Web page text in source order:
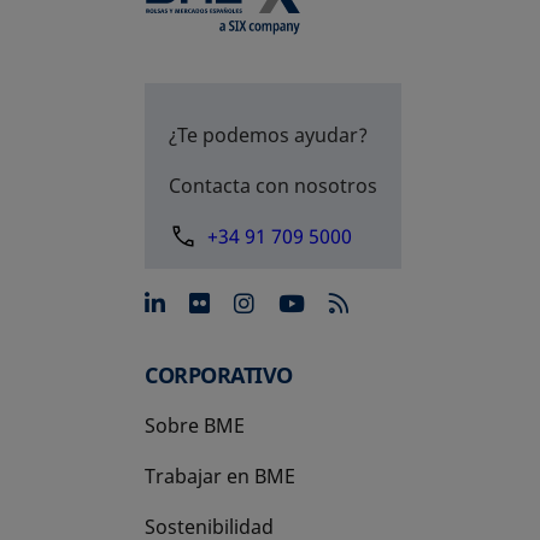
¿Te podemos ayudar?
Contacta con nosotros
+34 91 709 5000
se abre en una pestaña
se abre en una pestaña
se abre en una
se abre en una
CORPORATIVO
Sobre BME
Trabajar en BME
Sostenibilidad